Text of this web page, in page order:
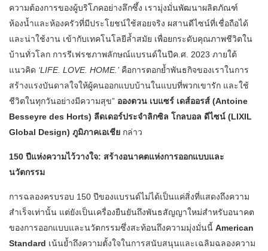
ความต้องการของผู้บริโภคอย่างลึกซึ้ง เรามุ่งมั่นพัฒนาผลิตภัณฑ์
ห้องน้ำและห้องครัวที่มีประโยชน์ใช้สอยจริง ผสานดีไซน์ที่เชื่อถือได้
และน่าใช้งาน เข้ากับเทคโนโลยีล้ำสมัย เพื่อยกระดับคุณภาพชีวิตใน
บ้านทั่วโลก การรีเฟรชภาพลักษณ์แบรนด์ในปีค.ศ. 2023 ภายใต้
แนวคิด ‘LIFE. LOVE. HOME.’คือการตอกย้ำพันธกิจของเราในการ
สร้างแรงบันดาลใจให้ผู้คนออกแบบบ้านในแบบที่พวกเขารัก และใช้
ชีวิตในทุกวันอย่างมีความสุข” อองตวน เบแซร์ เดส์ออรส์ (Antoine
Besseyre des Horts) ลีดเดอร์ประจำลิกซิล โกลบอล ดีไซน์ (LIXIL
Global Design) ภูมิภาคเอเชีย กล่าว
150 ปีแห่งความไว้วางใจ: สร้างอนาคตแห่งการออกแบบและ
นวัตกรรม
การฉลองครบรอบ 150 ปีของแบรนด์ไม่ได้เป็นแค่สิ่งที่แสดงถึงความ
สำเร็จเท่านั้น แต่ยังเป็นเครื่องยืนยันถึงพันธสัญญาใหม่สำหรับอนาคต
ของการออกแบบและนวัตกรรมซึ่งสะท้อนถึงความมุ่งมั่นนี้ American
Standard เน้นย้ำถึงความตั้งใจในการสนับสนุนและเฉลิมฉลองความ